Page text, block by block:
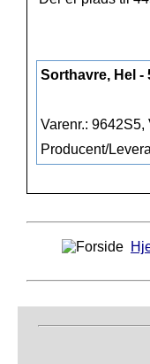
Sorthavre, Hel
Varenr.:
Producent/